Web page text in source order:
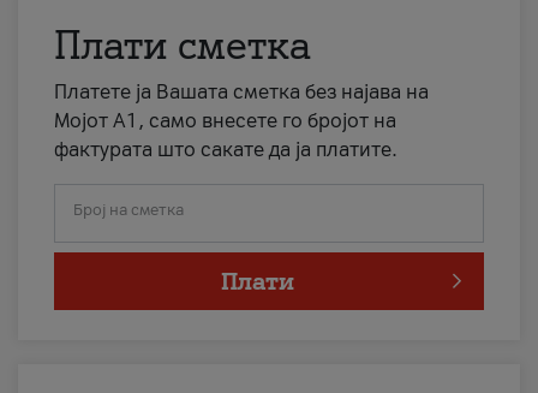
Плати сметка
Платете ја Вашата сметка без најава на
Мојот А1, само внесете го бројот на
фактурата што сакате да ја платите.
Број на сметка
Плати